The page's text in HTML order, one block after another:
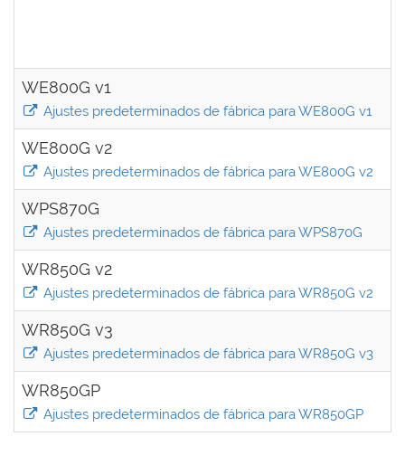
WE800G v1
Ajustes predeterminados de fábrica para WE800G v1
WE800G v2
Ajustes predeterminados de fábrica para WE800G v2
WPS870G
Ajustes predeterminados de fábrica para WPS870G
WR850G v2
Ajustes predeterminados de fábrica para WR850G v2
WR850G v3
Ajustes predeterminados de fábrica para WR850G v3
WR850GP
Ajustes predeterminados de fábrica para WR850GP